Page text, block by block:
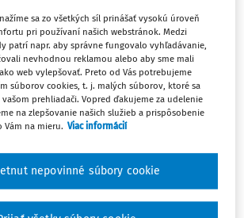
ako pomôcka pri vyhotovovaní
platnej právnej úpravy.
Stiahnuť vzor .docx
základné náležitosti
vrátane označenia účastníka
sa zo všetkých síl prinášať vysokú úroveň
pri používaní našich webstránok. Medzi
patrí napr. aby správne fungovalo vyhľadávanie,
nevhodnou reklamou alebo aby sme mali
web vylepšovať. Preto od Vás potrebujeme
súborov cookies, t. j. malých súborov, ktoré sa
prehliadači. Vopred ďakujeme za udelenie
na zlepšovanie našich služieb a prispôsobenie
Vám na mieru. Viac informácií
nepovinné súbory cookie